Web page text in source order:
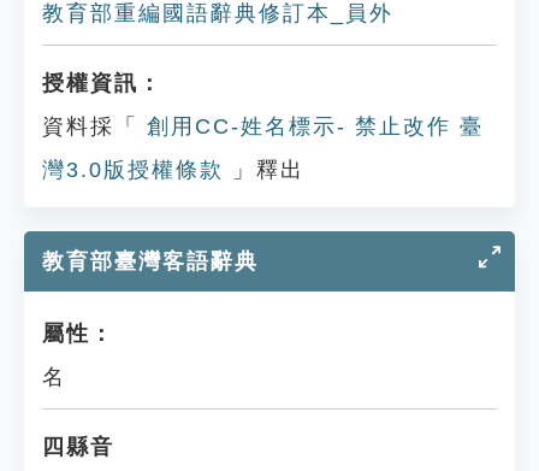
教育部重編國語辭典修訂本_員外
授權資訊：
資料採「
創用CC-姓名標示- 禁止改作 臺
灣3.0版授權條款
」釋出
教育部臺灣客語辭典
屬性：
名
四縣音